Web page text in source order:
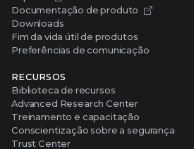
Documentação de produto
Downloads
Fim da vida útil de produtos
Preferências de comunicação
RECURSOS
Biblioteca de recursos
Advanced Research Center
Treinamento e capacitação
Conscientização sobre a segurança
Trust Center